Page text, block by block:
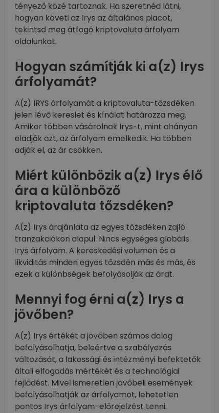
tényező közé tartoznak. Ha szeretnéd látni,
hogyan követi az Irys az általános piacot,
tekintsd meg átfogó kriptovaluta árfolyam
oldalunkat.
Hogyan számítják ki a(z) Irys
árfolyamát?
A(z) IRYS árfolyamát a kriptovaluta-tőzsdéken
jelen lévő kereslet és kínálat határozza meg.
Amikor többen vásárolnak Irys-t, mint ahányan
eladják azt, az árfolyam emelkedik. Ha többen
adják el, az ár csökken.
Miért különbözik a(z) Irys élő
ára a különböző
kriptovaluta tőzsdéken?
A(z) Irys árajánlata az egyes tőzsdéken zajló
tranzakciókon alapul. Nincs egységes globális
Irys árfolyam. A kereskedési volumen és a
likviditás minden egyes tőzsdén más és más, és
ezek a különbségek befolyásolják az árat.
Mennyi fog érni a(z) Irys a
jövőben?
A(z) Irys értékét a jövőben számos dolog
befolyásolhatja, beleértve a szabályozás
változását, a lakossági és intézményi befektetők
általi elfogadás mértékét és a technológiai
fejlődést. Mivel ismeretlen jövőbeli események
befolyásolhatják az árfolyamot, lehetetlen
pontos Irys árfolyam-előrejelzést tenni.